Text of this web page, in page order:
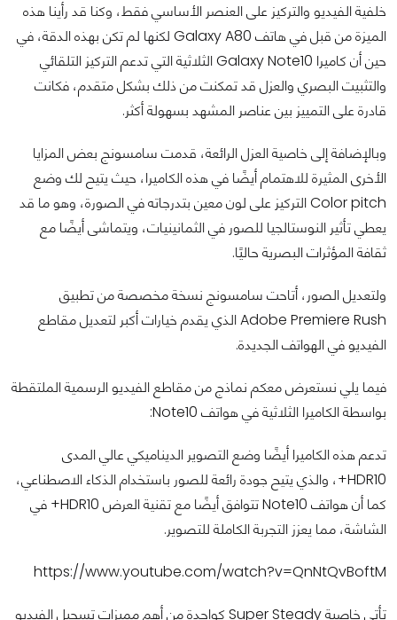
خلفية الفيديو والتركيز على العنصر الأساسي فقط، وكنا قد رأينا هذه
الميزة من قبل في هاتف Galaxy A80 لكنها لم تكن بهذه الدقة، في
حين أن كاميرا Galaxy Note10 الثلاثية التي تدعم التركيز التلقائي
والتثبيت البصري والعزل قد تمكنت من ذلك بشكل متقدم، فكانت
قادرة على التمييز بين عناصر المشهد بسهولة أكثر.
وبالإضافة إلى خاصية العزل الرائعة، قدمت سامسونج بعض المزايا
الأخرى المثيرة للاهتمام أيضًا في هذه الكاميرا، حيث يتيح لك وضع
Color pitch التركيز على لون معين بتدرجاته في الصورة، وهو ما قد
يعطي تأثير النوستالجيا للصور في الثمانينيات، ويتماشى أيضًا مع
ثقافة المؤثرات البصرية حاليًا.
ولتعديل الصور، أتاحت سامسونج نسخة مخصصة من تطبيق
Adobe Premiere Rush الذي يقدم خيارات أكبر لتعديل مقاطع
الفيديو في الهواتف الجديدة.
فيما يلي نستعرض معكم نماذج من مقاطع الفيديو الرسمية الملتقطة
بواسطة الكاميرا الثلاثية في هواتف Note10:
تدعم هذه الكاميرا أيضًا وضع التصوير الديناميكي عالي المدى
HDR10+، والذي يتيح جودة رائعة للصور باستخدام الذكاء الاصطناعي،
كما أن هواتف Note10 تتوافق أيضًا مع تقنية العرض HDR10+ في
الشاشة، مما يعزز التجربة الكاملة للتصوير.
https://www.youtube.com/watch?v=QnNtQvBoftM
تأتي خاصية Super Steady كواحدة من أهم مميزات تسجيل الفيديو